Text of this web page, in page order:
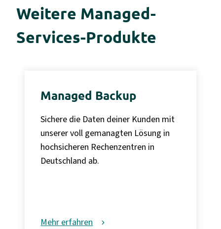
Weitere Managed-
Services-Produkte
Managed Backup
Sichere die Daten deiner Kunden mit
unserer voll gemanagten Lösung in
hochsicheren Rechenzentren in
Deutschland ab.
Mehr erfahren